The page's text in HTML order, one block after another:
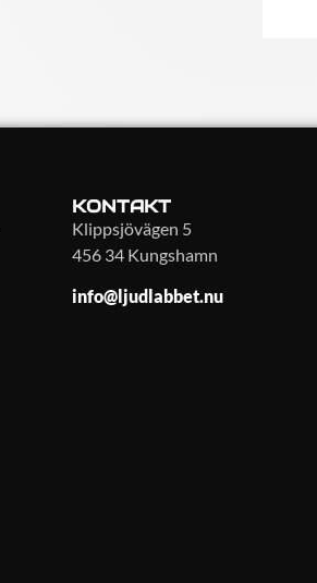
KONTAKT
Klippsjövägen 5
456 34 Kungshamn
info@ljudlabbet.nu